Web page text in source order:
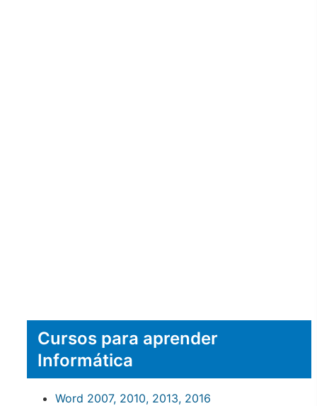
Cursos para aprender
Informática
Word 2007, 2010, 2013, 2016